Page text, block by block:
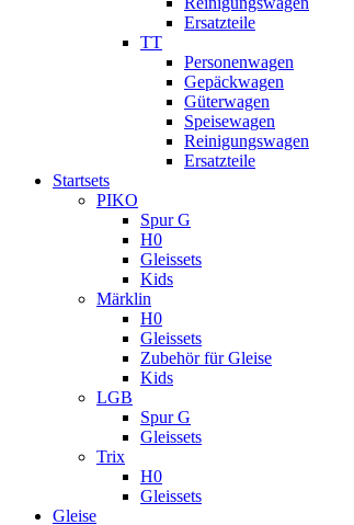
Ersatzteile
TT
Personenwagen
Gepäckwagen
Güterwagen
Speisewagen
Reinigungswagen
Ersatzteile
Startsets
PIKO
Spur G
H0
Gleissets
Kids
Märklin
H0
Gleissets
Zubehör für Gleise
Kids
LGB
Spur G
Gleissets
Trix
H0
Gleissets
Gleise